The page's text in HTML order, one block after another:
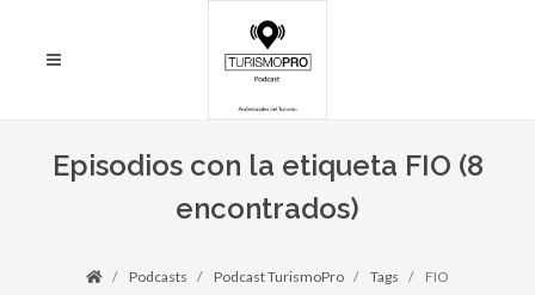
Episodios con la etiqueta FIO (8
encontrados)
Podcasts Podcast TurismoPro Tags FIO